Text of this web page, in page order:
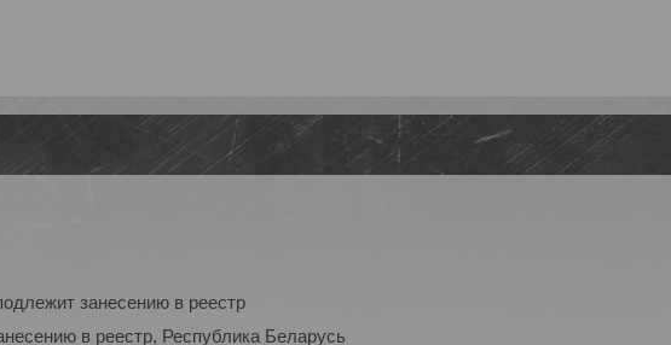
занесению в реестр
в реестр, Республика Беларусь